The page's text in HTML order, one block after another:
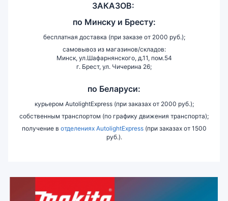
ЗАКАЗОВ:
по Минску и Бресту:
бесплатная доставка (при заказе от 2000 руб.);
самовывоз из магазинов/складов:
Минск, ул.Шафарнянского, д.11, пом.54
г. Брест, ул. Чичерина 26;
по Беларуси:
курьером AutolightExpress (при заказах от 2000 руб.);
собственным транспортом (по графику движения транспорта);
получение в отделениях AutolightExpress(при заказах от 1500
руб.).